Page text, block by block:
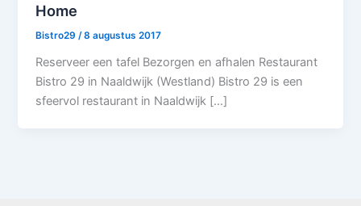
Home
Bistro29/8 augustus 2017
Reserveer een tafel Bezorgen en afhalen Restaurant
Bistro 29 in Naaldwijk (Westland) Bistro 29 is een
sfeervol restaurant in Naaldwijk […]